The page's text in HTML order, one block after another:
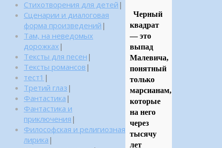
Черный
квадрат
— это
выпад
Малевича,
понятный
только
марсианам,
которые
на него
через
тысячу
лет
Стихотворения для детей |
Сценарии и диалоговая
форма произведений |
Там, на неведомых
дорожках |
Тексты для песен |
Тексты романсов |
тест1 |
Третий глаз |
Фантастика |
Фантастика и
приключения |
Философская и религиозная
лирика |